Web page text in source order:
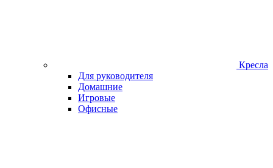
Кресла
Для руководителя
Домашние
Игровые
Офисные